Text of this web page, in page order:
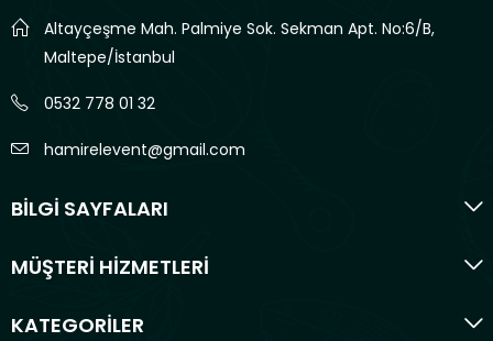
Altayçeşme Mah. Palmiye Sok. Sekman Apt. No:6/B,
Maltepe/İstanbul
0532 778 01 32
hamirelevent@gmail.com
BİLGİ SAYFALARI
MÜŞTERİ HİZMETLERİ
KATEGORİLER